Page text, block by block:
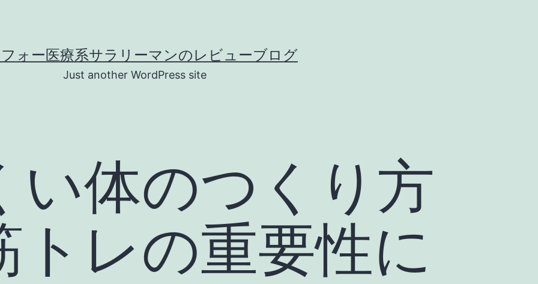
ォー医療系サラリーマンのレビューブログ
Just another WordPress site
い体のつくり方
トレの重要性に